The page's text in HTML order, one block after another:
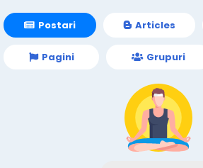
Postari Articles
Pagini Grupuri